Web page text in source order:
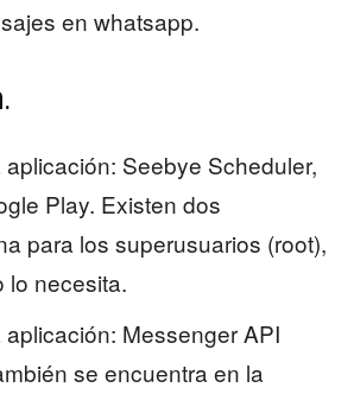
en whatsapp.
.
Seebye Scheduler,
Play. Existen dos
para los superusuarios (root),
lo necesita.
Messenger API
se encuentra en la